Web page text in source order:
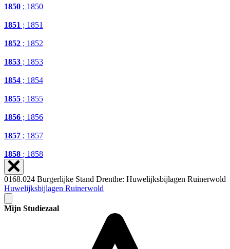
1850 ; 1850
1851 ; 1851
1852 ; 1852
1853 ; 1853
1854 ; 1854
1855 ; 1855
1856 ; 1856
1857 ; 1857
1858 ; 1858
0168.024 Burgerlijke Stand Drenthe: Huwelijksbijlagen Ruinerwold
Huwelijksbijlagen Ruinerwold
Mijn Studiezaal